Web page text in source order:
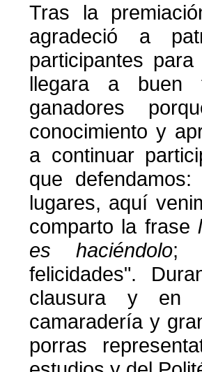
Tras la
agradeció a
participantes
llegara a buen
ganadores
conocimiento y
a continuar
que
lugares, aquí
comparto la frase
es haciéndolo;
felicidades".
clausura y en
camaradería y
porras